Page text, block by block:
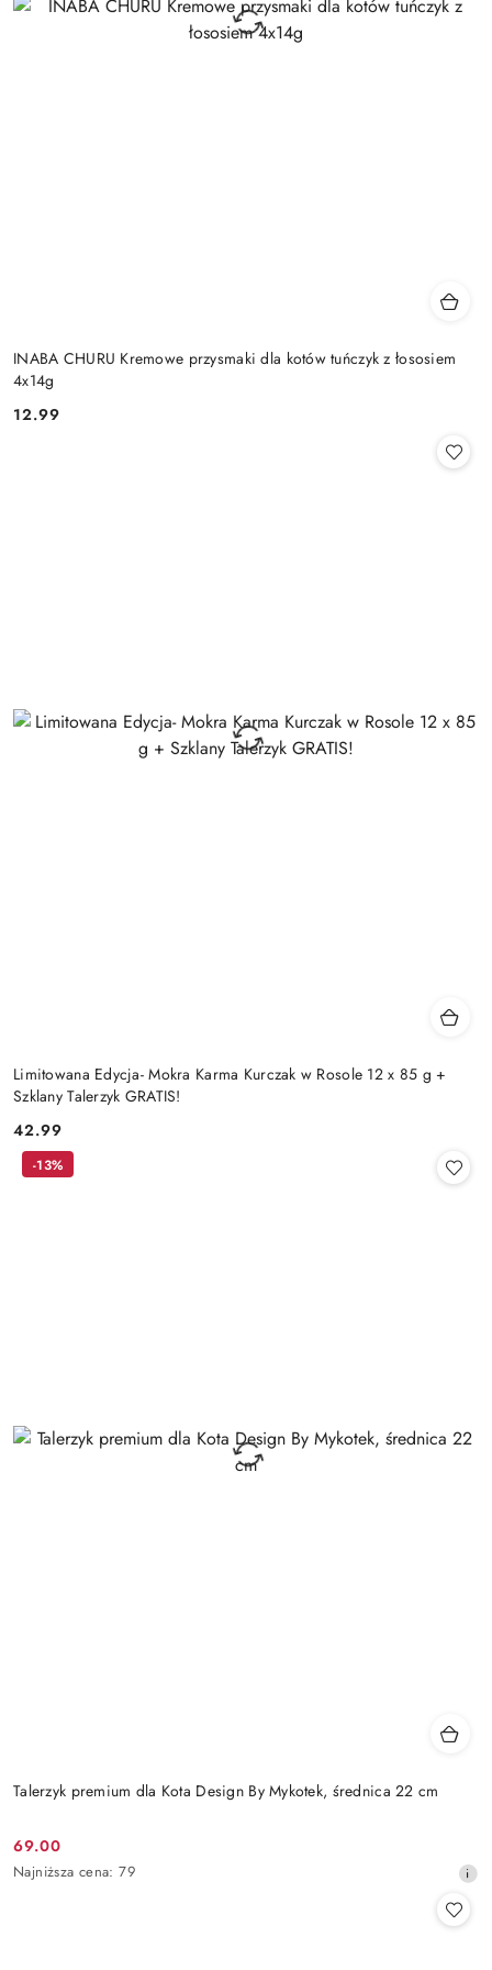
INABA CHURU Kremowe przysmaki dla kotów tuńczyk z łososiem
4x14g
Cena:
12.99
Limitowana Edycja- Mokra Karma Kurczak w Rosole 12 x 85 g +
Szklany Talerzyk GRATIS!
Cena:
42.99
Talerzyk premium dla Kota Design By Mykotek, średnica 22 cm
Cena
promocyjna:
69.00
Najniższa
Najniższa cena: 79
-13%